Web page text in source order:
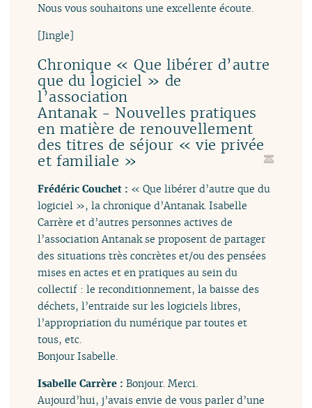
Nous vous souhaitons une excellente écoute.
[Jingle]
Chronique « Que libérer d’autre
que du logiciel » de
l’association
Antanak - Nouvelles pratiques
en matière de renouvellement
des titres de séjour « vie privée
et familiale »
Frédéric Couchet : « Que libérer d’autre que du
logiciel », la chronique d’Antanak. Isabelle
Carrère et d’autres personnes actives de
l’association Antanak se proposent de partager
des situations très concrètes et/ou des pensées
mises en actes et en pratiques au sein du
collectif : le reconditionnement, la baisse des
déchets, l’entraide sur les logiciels libres,
l’appropriation du numérique par toutes et
tous, etc.
Bonjour Isabelle.
Isabelle Carrère :Bonjour. Merci.
Aujourd’hui, j’avais envie de vous parler d’une